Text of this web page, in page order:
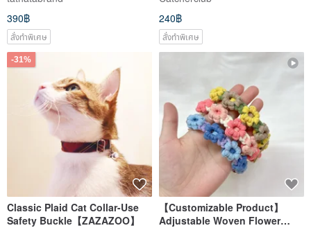
390฿
สั่งทำพิเศษ
240฿
สั่งทำพิเศษ
-31%
Classic Plaid Cat Collar-Use
Safety Buckle【ZAZAZOO】
【Customizable Product】
Adjustable Woven Flower